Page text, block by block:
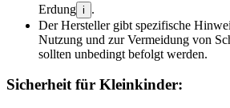
Erdung i
.
Der Hersteller gibt spezifische
Nutzung und zur Vermeidung von
sollten unbedingt befolgt werden.
Sicherheit für Kleinkinder: